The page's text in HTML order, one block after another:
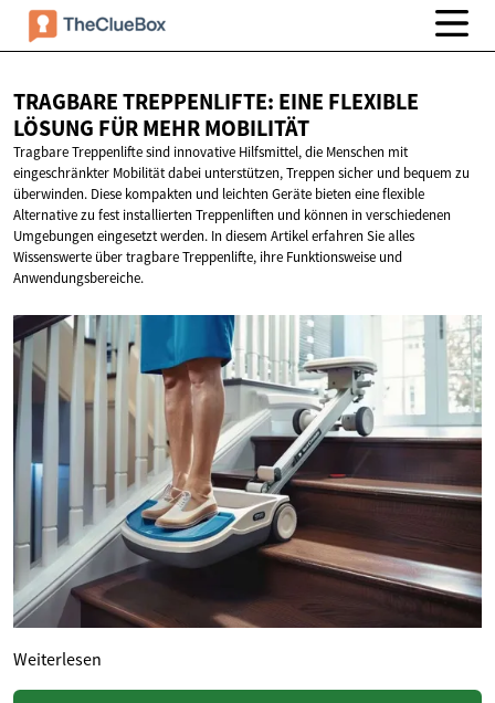
TRAGBARE TREPPENLIFTE: EINE FLEXIBLE
LÖSUNG FÜRMEHR MOBILITÄT
Tragbare Treppenlifte sind innovative Hilfsmittel, die Menschen mit
eingeschränkter Mobilität dabei unterstützen, Treppen sicher und bequem zu
überwinden. Diese kompakten und leichten Geräte bieten eine flexible
Alternative zu fest installierten Treppenliften und können in verschiedenen
Umgebungen eingesetzt werden. In diesem Artikel erfahren Sie alles
Wissenswerte über tragbare Treppenlifte, ihre Funktionsweise und
Anwendungsbereiche.
Weiterlesen